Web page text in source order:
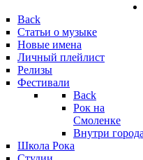
Back
Статьи о музыке
Новые имена
Личный плейлист
Релизы
Фестивали
Back
Рок на
Смоленке
Внутри
Школа Рока